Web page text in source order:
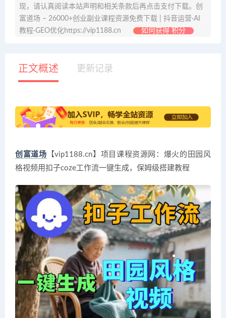
现，请认真阅读本站声明和相关条款后再点击支付下载。创
富道场 – 26000+创业副业课程资源免费下载 | 抖音运营·AI
教程·GEO优化https://vip1188.cn
如何获得 积分
正文概述 更新记录
创富道场 【vip1188.cn】项目课程资源网：爆火的田园风
格视频用扣子coze工作流一键生成，保姆级搭建教程